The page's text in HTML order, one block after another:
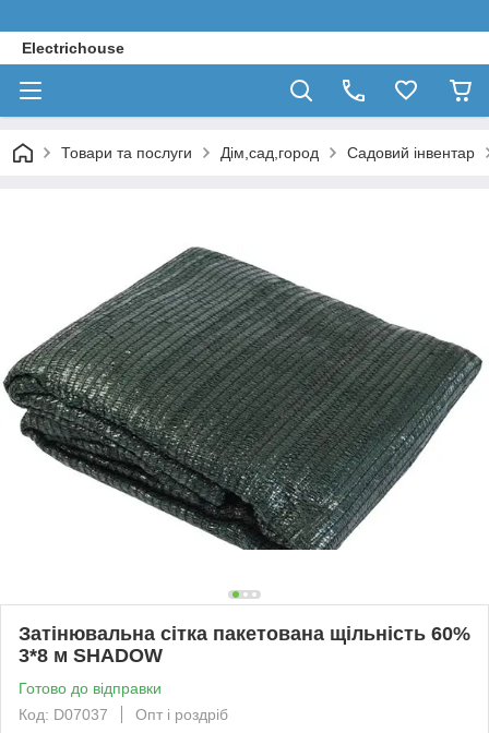
Electrichouse
Товари та послуги Дім,сад,город Садовий інвентар
Затінювальна сітка пакетована щільність 60%
3*8 м SHADOW
Готово до відправки
Код: D07037
Опт і роздріб